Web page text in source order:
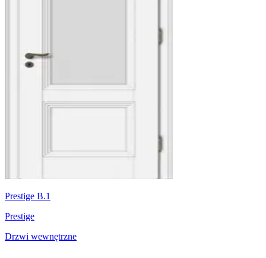
Prestige B.1
Prestige
Drzwi wewnętrzne